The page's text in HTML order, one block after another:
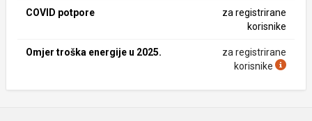
COVID potpore
za registrirane
korisnike
Omjer troška energije u 2025.
za registrirane
korisnike